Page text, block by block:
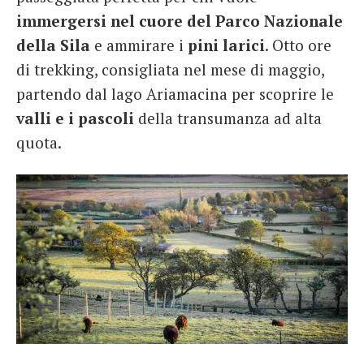
immergersi nel cuore del Parco Nazionale
della Sila e ammirare i pini larici. Otto ore
di trekking, consigliata nel mese di maggio,
partendo dal lago Ariamacina per scoprire le
valli e i pascoli della transumanza ad alta
quota.